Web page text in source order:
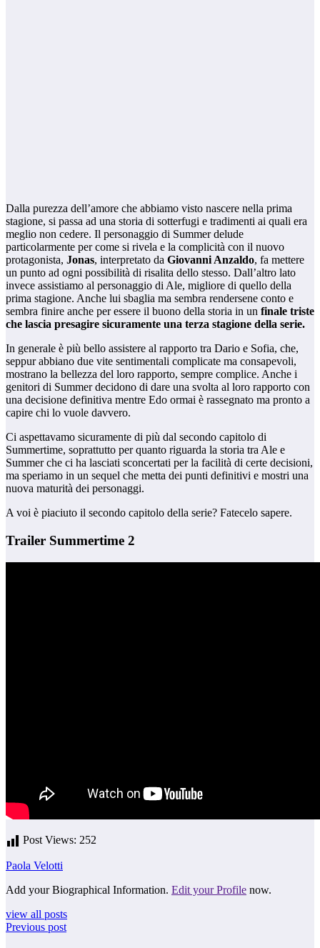
Dalla purezza dell’amore che abbiamo visto nascere nella prima
stagione, si passa ad una storia di sotterfugi e tradimenti ai quali era
meglio non cedere. Il personaggio di Summer delude
particolarmente per come si rivela e la complicità con il nuovo
protagonista, Jonas, interpretato da Giovanni Anzaldo, fa mettere
un punto ad ogni possibilità di risalita dello stesso. Dall’altro lato
invece assistiamo al personaggio di Ale, migliore di quello della
prima stagione. Anche lui sbaglia ma sembra rendersene conto e
sembra finire anche per essere il buono della storia in un finale triste
che lascia presagire sicuramente una terza stagione della serie.
In generale è più bello assistere al rapporto tra Dario e Sofia, che,
seppur abbiano due vite sentimentali complicate ma consapevoli,
mostrano la bellezza del loro rapporto, sempre complice. Anche i
genitori di Summer decidono di dare una svolta al loro rapporto con
una decisione definitiva mentre Edo ormai è rassegnato ma pronto a
capire chi lo vuole davvero.
Ci aspettavamo sicuramente di più dal secondo capitolo di
Summertime, soprattutto per quanto riguarda la storia tra Ale e
Summer che ci ha lasciati sconcertati per la facilità di certe decisioni,
ma speriamo in un sequel che metta dei punti definitivi e mostri una
nuova maturità dei personaggi.
A voi è piaciuto il secondo capitolo della serie? Fatecelo sapere.
Trailer Summertime 2
Post Views: 252
Paola Velotti
Add your Biographical Information. Edit your Profile now.
view all posts
Previous post